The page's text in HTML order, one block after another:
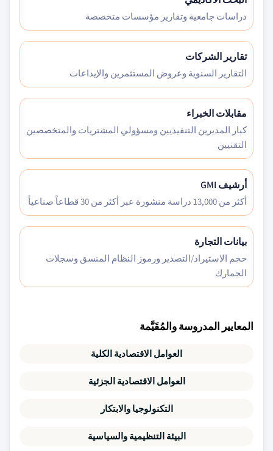
دراسات جامعية وتقارير مؤسسات متخصصة
تقارير الشركات
التقارير السنوية وعروض المستثمرين والإيداعات
مقابلات الخبراء
كبار المديرين التنفيذيين ومسؤولي المشتريات والمتخصصين
التقنيين
أرشيف GMI
أكثر من 13,000 دراسة منشورة عبر أكثر من 30 قطاعاً صناعياً
بيانات التجارة
حجم الاستيراد/التصدير ورموز النظام المنسق وسجلات
الجمارك
المعايير المدروسة والمُقَيَّمة
العوامل الاقتصادية الكلية
العوامل الاقتصادية الجزئية
التكنولوجيا والابتكار
البيئة التنظيمية والسياسية